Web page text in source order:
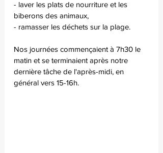
- laver les plats de nourriture et les
biberons des animaux,
- ramasser les déchets sur la plage.
Nos journées commençaient à 7h30 le
matin et se terminaient après notre
dernière tâche de l'après-midi, en
général vers 15-16h.